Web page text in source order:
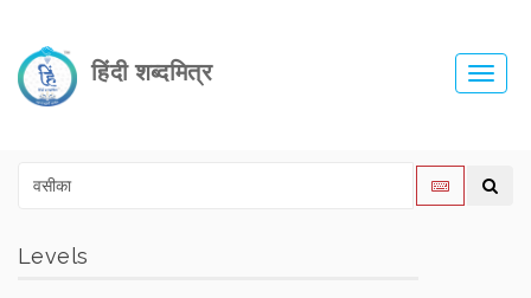
हिंदी शब्दमित्र
Levels